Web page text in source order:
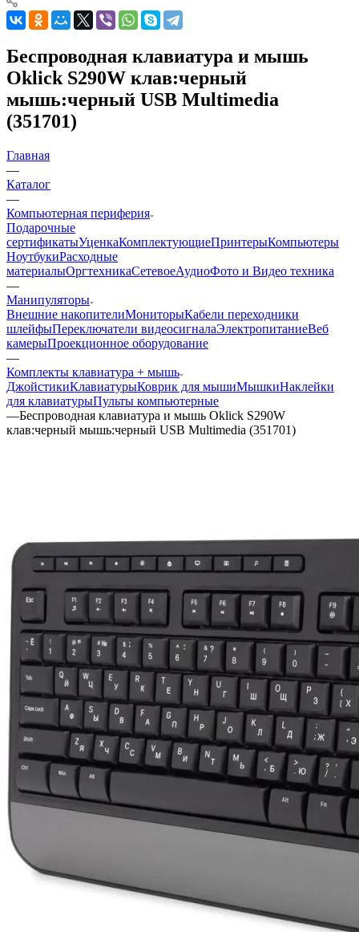
Беспроводная клавиатура и мышь
Oklick S290W клав:черный
мышь:черный USB Multimedia
(351701)
Главная
—
Каталог
—
Компьютерная периферия
Подарочные
сертификатыУценкаКомплектующиеПринтерыКомпьютеры
НоутбукиРасходные
материалыОргтехникаСетевоеАудиоФото и Видео техника
—
Манипуляторы
Внешние накопителиМониторыКабели переходники
шлейфыПереключатели видеосигналаЭлектропитаниеВеб
камерыПроекционное оборудование
—
Комплекты клавиатура + мышь
ДжойстикиКлавиатурыКоврик для мышиМышкиНаклейки
для клавиатурыПульты компьютерные
—Беспроводная клавиатура и мышь Oklick S290W
клав:черный мышь:черный USB Multimedia (351701)